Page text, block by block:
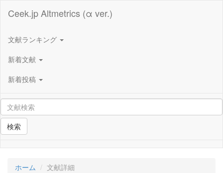
Ceek.jp Altmetrics (α ver.)
文献ランキング
新着文献
新着投稿
検索
ホーム 文献詳細